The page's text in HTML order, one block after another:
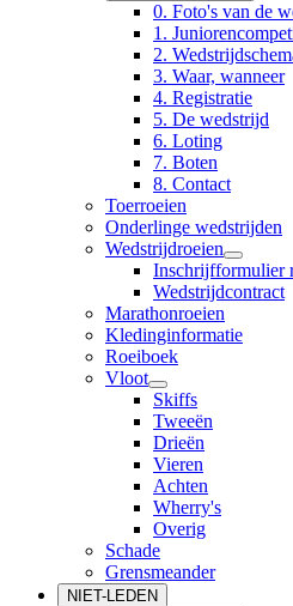
0. Foto's van de
1.
2.
3. Waar, wanneer
4. Registratie
5. De wedstrijd
6. Loting
7. Boten
8. Contact
Toerroeien
Onderlinge wedstrijden
Wedstrijdroeien
Inschrijfformulier
Wedstrijdcontract
Marathonroeien
Kledinginformatie
Roeiboek
Vloot
Skiffs
Tweeën
Drieën
Vieren
Achten
Wherry's
Overig
Schade
Grensmeander
NIET-LEDEN